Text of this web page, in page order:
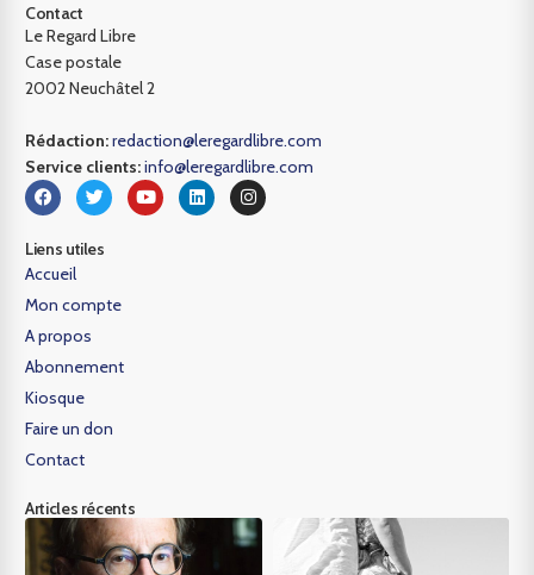
Contact
Le Regard Libre
Case postale
2002 Neuchâtel 2
Rédaction:redaction@leregardlibre.com
Service clients:info@leregardlibre.com
Liens utiles
Accueil
Mon compte
A propos
Abonnement
Kiosque
Faire un don
Contact
Articles récents